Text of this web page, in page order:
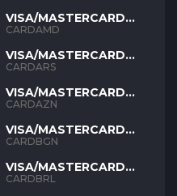
VISA/MASTERCARD
AMD
CARDAMD
VISA/MASTERCARD
ARS
CARDARS
VISA/MASTERCARD
AZN
CARDAZN
VISA/MASTERCARD
BGN
CARDBGN
VISA/MASTERCARD
BRL
CARDBRL